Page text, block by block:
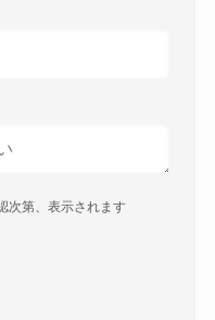
次第、表示されます